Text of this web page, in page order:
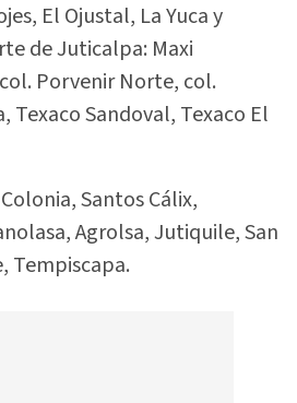
El Ojustal, La Yuca y
de Juticalpa: Maxi
Porvenir Norte, col.
Texaco Sandoval, Texaco El
Santos Cálix,
Agrolsa, Jutiquile, San
Tempiscapa.